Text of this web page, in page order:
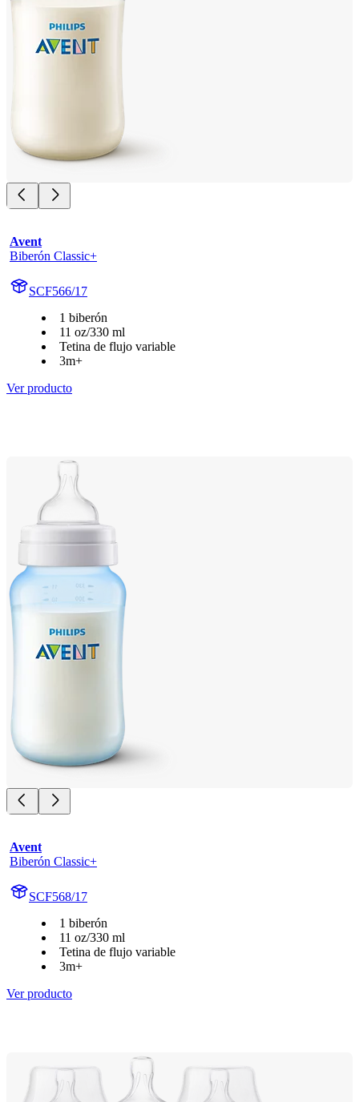
Avent
Biberón Classic+
SCF566/17
1 biberón
11 oz/330 ml
Tetina de flujo variable
3m+
Ver producto
Avent
Biberón Classic+
SCF568/17
1 biberón
11 oz/330 ml
Tetina de flujo variable
3m+
Ver producto